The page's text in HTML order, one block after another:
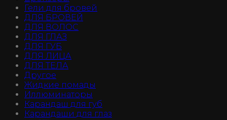
Гели для бровей
ДЛЯ БРОВЕЙ
ДЛЯ ВОЛОС
ДЛЯ ГЛАЗ
ДЛЯ ГУБ
ДЛЯ ЛИЦА
ДЛЯ ТЕЛА
Другое
Жидкие помады
Иллюминаторы
Карандаш для губ
Карандаши для глаз